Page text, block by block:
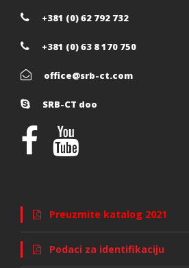
+381 (0) 62 792 732
+381 (0) 63 8 170 750
office@srb-ct.com
SRB-CT doo
Preuzmite katalog 2021
Podaci za identifikaciju